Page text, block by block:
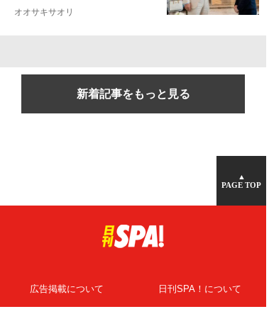
オオサキサオリ
新着記事をもっと見る
▲
PAGE TOP
広告掲載について 日刊SPA！について